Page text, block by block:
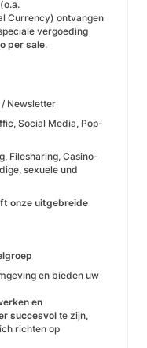
(o.a.
Currency) ontvangen
vergoeding
per sale.
/ Newsletter
Social Media, Pop-
Filesharing, Casino-
sexuele und
onze uitgebreide
en bieden uw
en
succesvol te zijn,
richten op